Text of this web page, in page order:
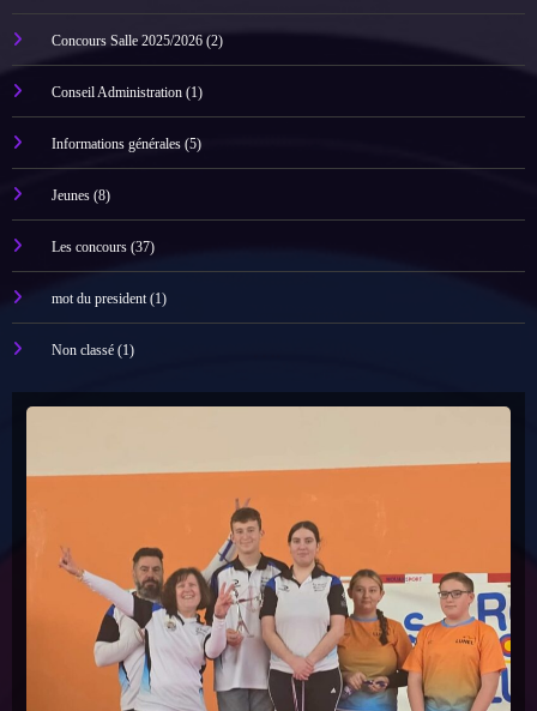
Concours Salle 2025/2026(2)
Conseil Administration(1)
Informations générales(5)
Jeunes(8)
Les concours(37)
mot du president(1)
Non classé(1)